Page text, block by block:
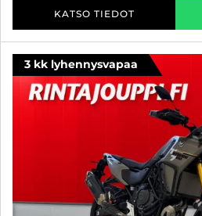
KATSO TIEDOT
3 kk lyhennysvapaa